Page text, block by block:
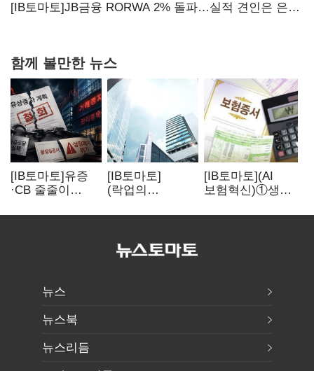
[IB토마토]JB금융 RORWA 2% 돌파…실적 견인은 은행
함께 볼만한 뉴스
[IB토마토]유증
·CB 줄줄이
벌점 급증에 상폐
[IB토마토]
(락업의
뛰자 첫날 매도…
갈렸다
[IB토마토](AI
보험혁신)①생산
개선…현실은
뉴스
뉴스북
뉴스리듬